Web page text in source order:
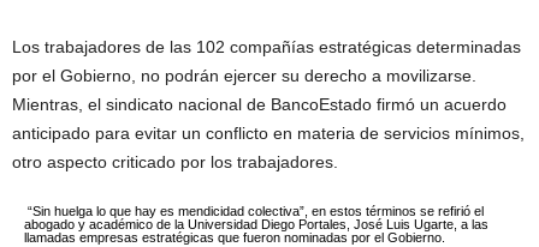
Los trabajadores de las 102 compañías estratégicas determinadas
por el Gobierno, no podrán ejercer su derecho a movilizarse.
Mientras, el sindicato nacional de BancoEstado firmó un acuerdo
anticipado para evitar un conflicto en materia de servicios mínimos,
otro aspecto criticado por los trabajadores.
“Sin huelga lo que hay es mendicidad colectiva”, en estos términos se refirió el
abogado y académico de la Universidad Diego Portales, José Luis Ugarte, a las
llamadas empresas estratégicas que fueron nominadas por el Gobierno.